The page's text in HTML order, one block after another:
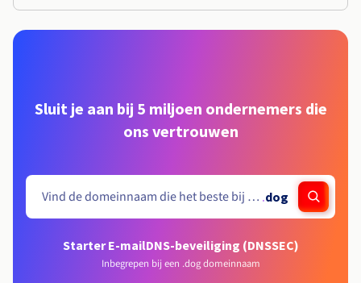
Sluit je aan bij 5 miljoen ondernemers die
ons vertrouwen
.dog
Starter E-mailDNS-beveiliging (DNSSEC)
Inbegrepen bij een .dog domeinnaam